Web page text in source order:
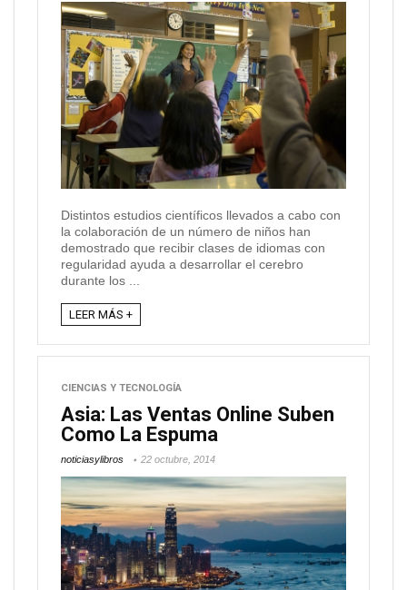
Distintos estudios científicos llevados a cabo con
la colaboración de un número de niños han
demostrado que recibir clases de idiomas con
regularidad ayuda a desarrollar el cerebro
durante los ...
LEER MÁS +
CIENCIAS Y TECNOLOGÍA
Asia: Las Ventas Online Suben
Como La Espuma
noticiasylibros 22 octubre, 2014